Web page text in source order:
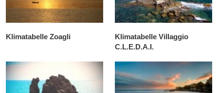
Klimatabelle Zoagli
Klimatabelle Villaggio
C.L.E.D.A.I.